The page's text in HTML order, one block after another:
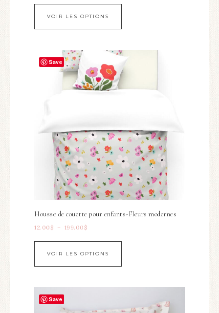
VOIR LES OPTIONS
Save
Housse de couette pour enfants-Fleurs modernes
12.00 $ – 199.00 $
VOIR LES OPTIONS
Save